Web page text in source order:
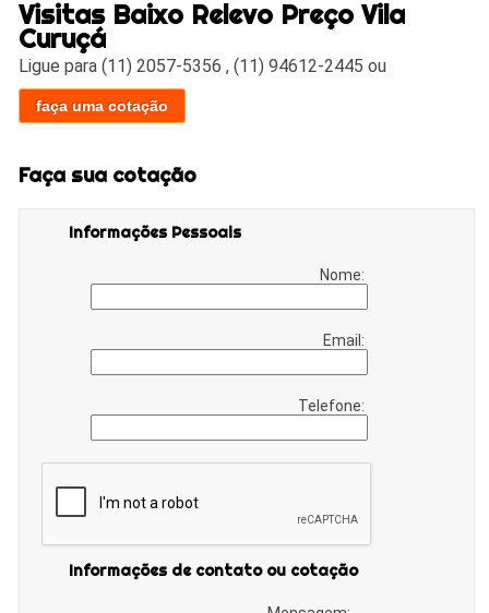
Visitas Baixo Relevo Preço Vila
Curuçá
Ligue para(11) 2057-5356 ,(11) 94612-2445 ou
faça uma cotação
Faça sua cotação
Informações Pessoais
Nome:
Email:
Telefone:
Informações de contato ou cotação